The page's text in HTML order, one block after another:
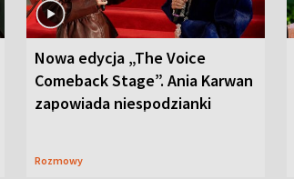
Nowa edycja „The Voice
Comeback Stage”. Ania Karwan
zapowiada niespodzianki
Rozmowy